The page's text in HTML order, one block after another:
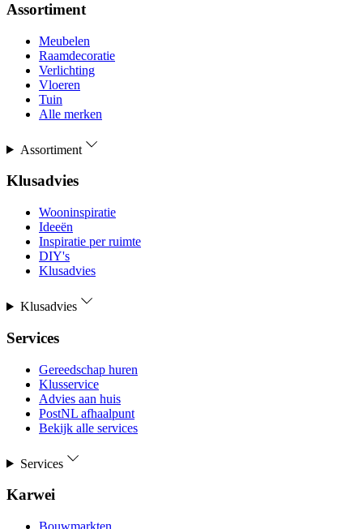
Assortiment
Meubelen
Raamdecoratie
Verlichting
Vloeren
Tuin
Alle merken
Assortiment
Klusadvies
Wooninspiratie
Ideeën
Inspiratie per ruimte
DIY's
Klusadvies
Klusadvies
Services
Gereedschap huren
Klusservice
Advies aan huis
PostNL afhaalpunt
Bekijk alle services
Services
Karwei
Bouwmarkten